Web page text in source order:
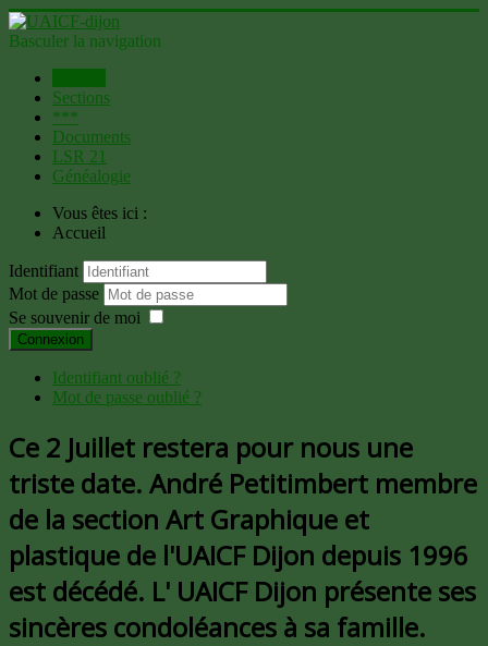
Basculer la navigation
Sections
***
Documents
LSR 21
Généalogie
Vous êtes ici :
Accueil
Identifiant
Mot de passe
Se souvenir de moi
Connexion
Identifiant oublié ?
Mot de passe oublié ?
Ce 2 Juillet restera pour nous une
triste date. André Petitimbert membre
de la section Art Graphique et
plastique de l'UAICF Dijon depuis 1996
est décédé. L' UAICF Dijon présente ses
sincères condoléances à sa famille.